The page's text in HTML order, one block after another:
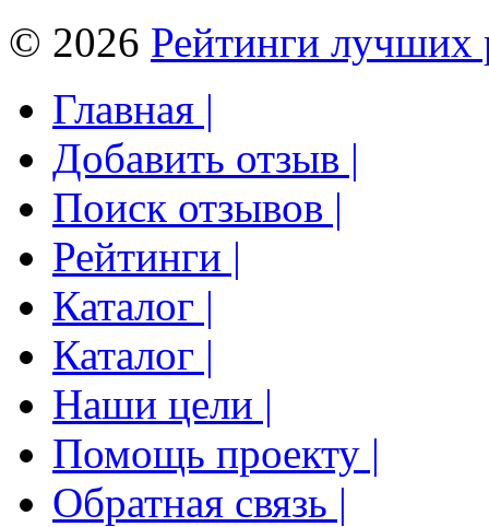
© 2026 Рейтинги лучших
Главная |
Добавить отзыв |
Поиск отзывов |
Рейтинги |
Каталог |
Каталог |
Наши цели |
Помощь проекту |
Обратная связь |